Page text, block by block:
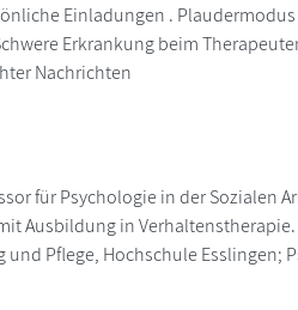
Einladungen .
Erkrankung beim
Nachrichten
für Psychologie in der Sozialen
Ausbildung in
und Pflege, Hochschule